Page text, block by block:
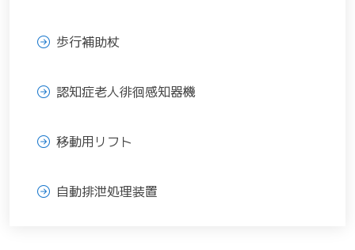
歩行補助杖
認知症老人徘徊感知器機
移動用リフト
自動排泄処理装置